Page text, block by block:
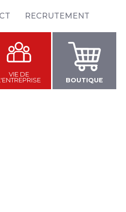
RECRUTEMENT
VIE DE
BOUTIQUE